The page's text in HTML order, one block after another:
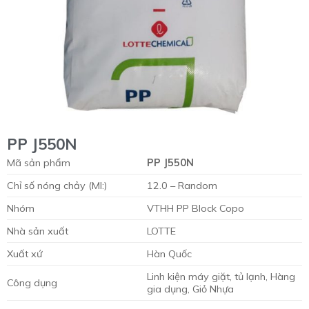
PP J550N
Mã sản phẩm
PP J550N
Chỉ số nóng chảy (MI:)
12.0 – Random
Nhóm
VTHH PP Block Copo
Nhà sản xuất
LOTTE
Xuất xứ
Hàn Quốc
Công dụng
Linh kiện máy giặt, tủ lạnh, Hàng
gia dụng, Giỏ Nhựa